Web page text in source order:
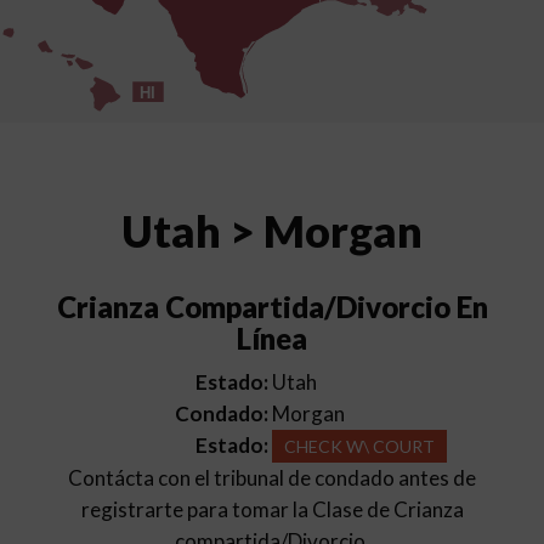
HI
Utah > Morgan
Crianza Compartida/Divorcio En
Línea
Estado: Utah
Condado: Morgan
Estado:
CHECK W\ COURT
Contácta con el tribunal de condado antes de
registrarte para tomar la Clase de Crianza